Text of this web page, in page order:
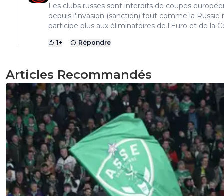
Les clubs russes sont interdits de coupes
depuis l'invasion (sanction) tout comme la Russie
participe plus aux éliminatoires de l'Euro et de la
1+ Répondre
Articles Recommandés